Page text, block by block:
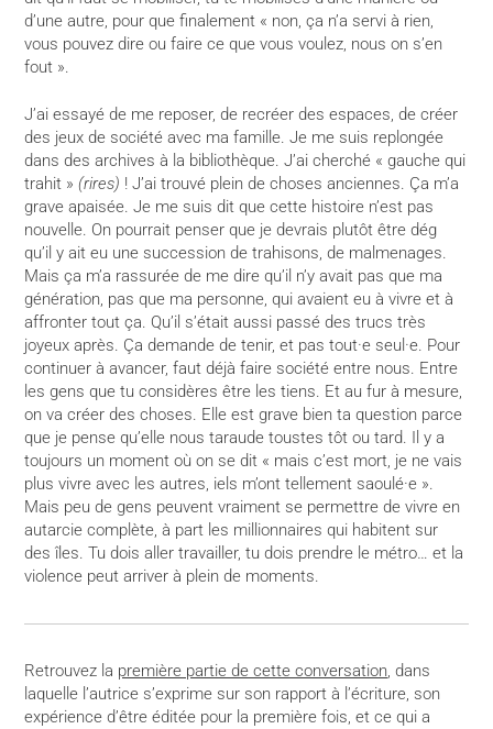
d’une autre, pour que finalement « non, ça n’a servi à rien,
vous pouvez dire ou faire ce que vous voulez, nous on s’en
fout ».
J’ai essayé de me reposer, de recréer des espaces, de créer
des jeux de société avec ma famille. Je me suis replongée
dans des archives à la bibliothèque. J’ai cherché « gauche qui
trahit »(rires) ! J’ai trouvé plein de choses anciennes. Ça m’a
grave apaisée. Je me suis dit que cette histoire n’est pas
nouvelle. On pourrait penser que je devrais plutôt être dég
qu’il y ait eu une succession de trahisons, de malmenages.
Mais ça m’a rassurée de me dire qu’il n’y avait pas que ma
génération, pas que ma personne, qui avaient eu à vivre et à
affronter tout ça. Qu’il s’était aussi passé des trucs très
joyeux après. Ça demande de tenir, et pas tout·e seul·e. Pour
continuer à avancer, faut déjà faire société entre nous. Entre
les gens que tu considères être les tiens. Et au fur à mesure,
on va créer des choses. Elle est grave bien ta question parce
que je pense qu’elle nous taraude toustes tôt ou tard. Il y a
toujours un moment où on se dit « mais c’est mort, je ne vais
plus vivre avec les autres, iels m’ont tellement saoulé·e ».
Mais peu de gens peuvent vraiment se permettre de vivre en
autarcie complète, à part les millionnaires qui habitent sur
des îles. Tu dois aller travailler, tu dois prendre le métro… et la
violence peut arriver à plein de moments.
Retrouvez la première partie de cette conversation, dans
laquelle l’autrice s’exprime sur son rapport à l’écriture, son
expérience d’être éditée pour la première fois, et ce qui a